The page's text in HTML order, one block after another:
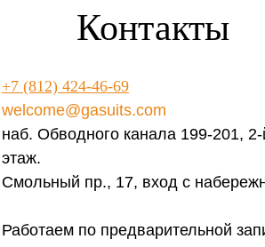
Контакты
+7 (812) 424-46-69
welcome@gasuits.com
наб. Обводного канала 199-201, 2-
этаж.
Смольный пр., 17, вход с
Работаем по предварительной